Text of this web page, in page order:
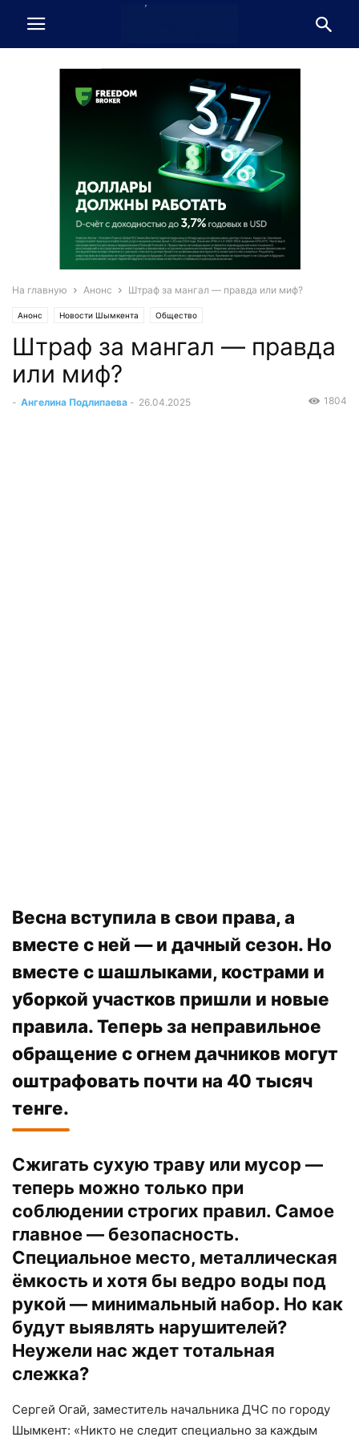
На главную Анонс Штраф за мангал — правда или миф?
Анонс Новости Шымкента Общество
Штраф за мангал — правда
или миф?
- Ангелина Подлипаева - 26.04.2025 1804
Весна вступила в свои права, а
вместе с ней — и дачный сезон. Но
вместе с шашлыками, кострами и
уборкой участков пришли и новые
правила. Теперь за неправильное
обращение с огнем дачников могут
оштрафовать почти на 40 тысяч
тенге.
Сжигать сухую траву или мусор —
теперь можно только при
соблюдении строгих правил. Самое
главное — безопасность.
Специальное место, металлическая
ёмкость и хотя бы ведро воды под
рукой — минимальный набор. Но как
будут выявлять нарушителей?
Неужели нас ждет тотальная
слежка?
Сергей Огай, заместитель начальника ДЧС по городу
Шымкент: «Никто не следит специально за каждым